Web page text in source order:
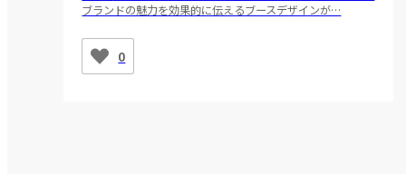
ブランドの魅力を効果的に伝えるブースデザインが…
0